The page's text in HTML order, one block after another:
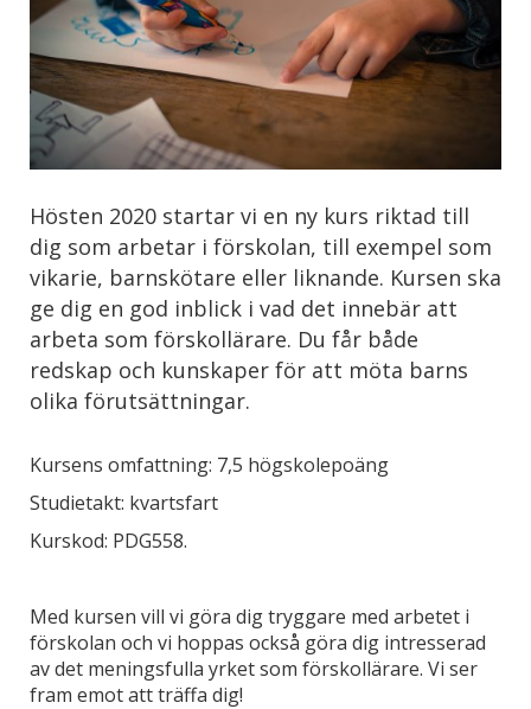
Hösten 2020 startar vi en ny kurs riktad till
dig som arbetar i förskolan, till exempel som
vikarie, barnskötare eller liknande. Kursen ska
ge dig en god inblick i vad det innebär att
arbeta som förskollärare. Du får både
redskap och kunskaper för att möta barns
olika förutsättningar.
Kursens omfattning: 7,5 högskolepoäng
Studietakt: kvartsfart
Kurskod: PDG558.
Med kursen vill vi göra dig tryggare med arbetet i
förskolan och vi hoppas också göra dig intresserad
av det meningsfulla yrket som förskollärare. Vi ser
fram emot att träffa dig!